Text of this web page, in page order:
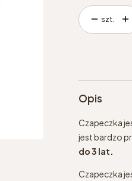
szt.
Opis
Czapeczka
jest bardzo
do 3 lat.
Czapeczka